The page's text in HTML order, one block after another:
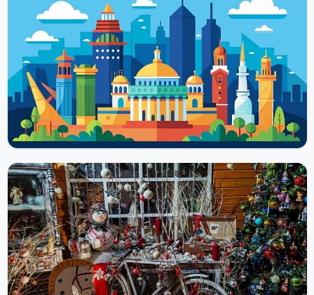
ДОСТОПРИМЕЧАТЕЛЬНОСТИ
Шоршелы — музей космонавтики
Музей космонавтики, который находится в Шоршелах,
относится к мемориальному комплексу, посвящённому
третьему советскому лётчику-космонавту – родившемуся в
Чувашии...
Читать далее
ДОСТОПРИМЕЧАТЕЛЬНОСТИ
Ариель — фабрика стеклянных елочных
украшений
Фабрика стеклянных ёлочных украшений «Ариель» в Нижнем
Новгороде показывает весь путь игрушки: из стеклянной трубки
выдувают заготовку, потом...